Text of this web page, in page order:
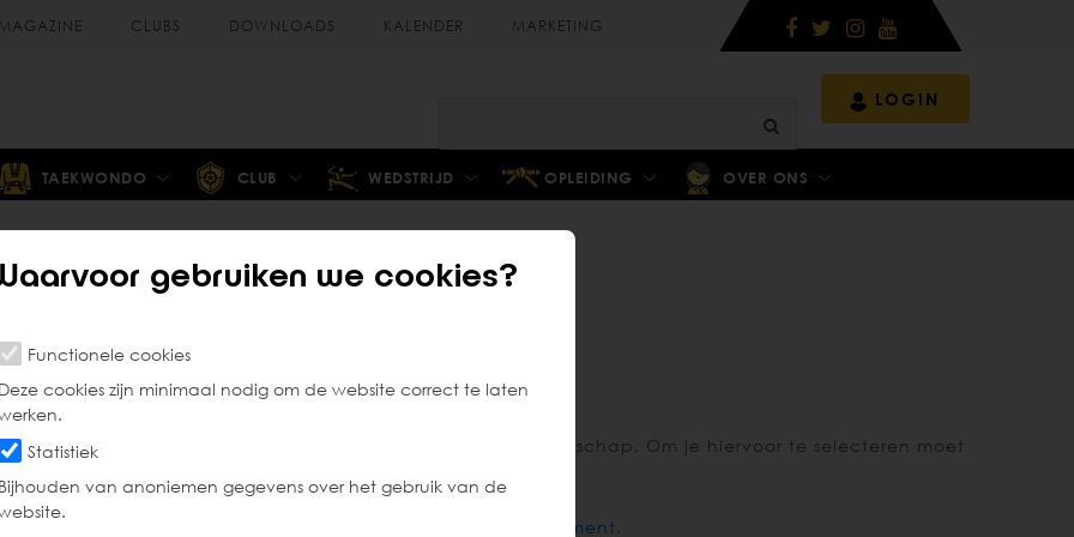
gebruiken we cookies?
Functionele cookies
Deze cookies zijn minimaal nodig om de website correct te laten
Statistiek
Bijhouden van anoniemen gegevens over het gebruik van de
MAGAZINE CLUBS DOWNLOADS KALENDER MARKETING
LOGIN
TAEKWONDO CLUB WEDSTRIJD OPLEIDING OVER ONS
is deelname aan een Europees- en/of Wereldkampioenschap. Om je hiervoor te selecteren moet
nationale selectiereglement